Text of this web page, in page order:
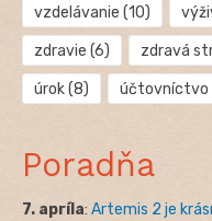
vzdelávanie (10)
zdravie (6) zdravá
úrok(8) účtovníctvo
Poradňa
7. apríla: Artemis 2 je